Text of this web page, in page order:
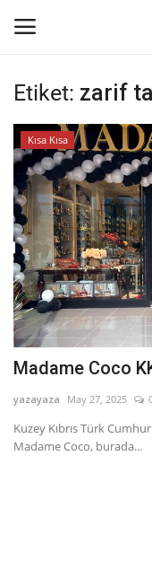
Oturum aç
Ana Sayfa
İletişim
Genel
Kodlama
Kripto Para
Dil
Etiket: zarif
Kısa Kısa
Madame Coco
yazayaza May 27, 2025
Kuzey Kıbrıs Türk
Madame Coco, burada...